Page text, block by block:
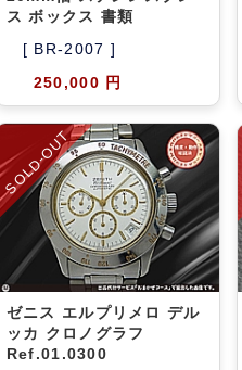
ス ボックス 書類
[ BR-2007 ]
250,000 円
SOLD-OUT
ゼニス エルプリメロ デル
ッカ クロノグラフ
Ref.01.0300